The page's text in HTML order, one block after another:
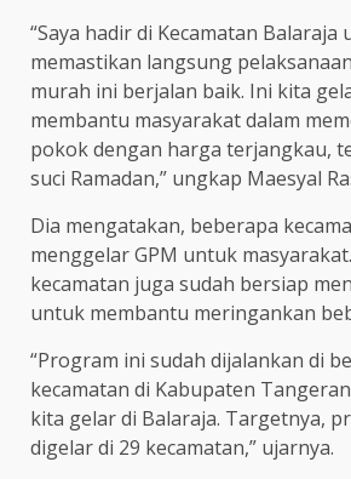
“Saya hadir di Kecamatan Balaraja
memastikan langsung
murah ini berjalan baik. Ini kita
membantu masyarakat dalam
pokok dengan harga terjangkau,
suci Ramadan,” ungkap Maesyal
Dia mengatakan, beberapa
menggelar GPM untuk
kecamatan juga sudah bersiap
untuk membantu meringankan
“Program ini sudah dijalankan di
kecamatan di Kabupaten
kita gelar di Balaraja. Targetnya,
digelar di 29 kecamatan,” ujarnya.